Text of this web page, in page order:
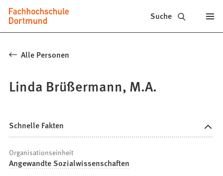
Inhalt anspringen
Fachhochschule
Dortmund
-
Studiengänge,
Suche
Alle Personen
Linda Brüßermann, M.A.
Schnelle Fakten
Organisationseinheit
Angewandte Sozialwissenschaften